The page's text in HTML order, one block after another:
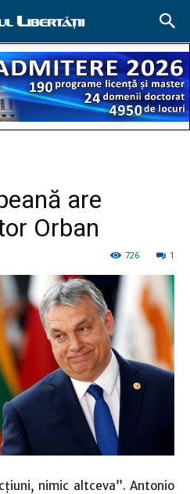
are
Orban
1
726
nimic altceva”. Antonio